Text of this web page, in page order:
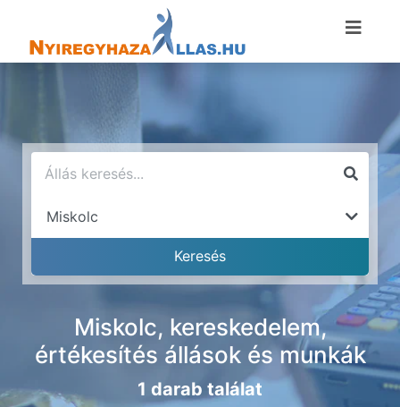
Miskolc, kereskedelem,
értékesítés állások és munkák
1 darab találat